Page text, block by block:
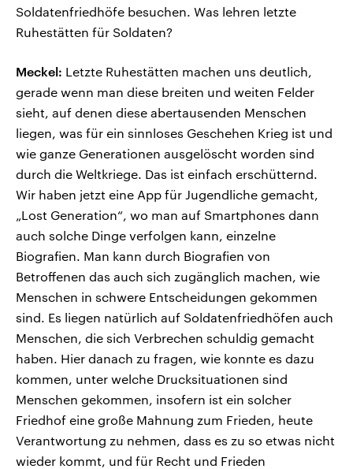
Soldatenfriedhöfe besuchen. Was lehren letzte
Ruhestätten für Soldaten?
Meckel: Letzte Ruhestätten machen uns deutlich,
gerade wenn man diese breiten und weiten Felder
sieht, auf denen diese abertausenden Menschen
liegen, was für ein sinnloses Geschehen Krieg ist und
wie ganze Generationen ausgelöscht worden sind
durch die Weltkriege. Das ist einfach erschütternd.
Wir haben jetzt eine App für Jugendliche gemacht,
„Lost Generation“, wo man auf Smartphones dann
auch solche Dinge verfolgen kann, einzelne
Biografien. Man kann durch Biografien von
Betroffenen das auch sich zugänglich machen, wie
Menschen in schwere Entscheidungen gekommen
sind. Es liegen natürlich auf Soldatenfriedhöfen auch
Menschen, die sich Verbrechen schuldig gemacht
haben. Hier danach zu fragen, wie konnte es dazu
kommen, unter welche Drucksituationen sind
Menschen gekommen, insofern ist ein solcher
Friedhof eine große Mahnung zum Frieden, heute
Verantwortung zu nehmen, dass es zu so etwas nicht
wieder kommt, und für Recht und Frieden